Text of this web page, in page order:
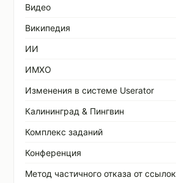
Видео
Википедия
ИИ
ИМХО
Изменения в системе Userator
Калининград & Пингвин
Комплекс заданий
Конференция
Метод частичного отказа от ссылок